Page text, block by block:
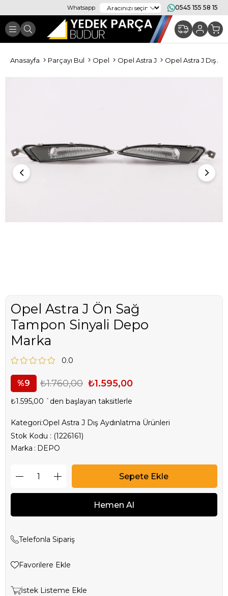
Whatsapp 0545 155 58 15
Anasayfa Parçayı Bul Opel Opel Astra J Opel Astra J Dış
Opel Astra J Ön Sağ
Tampon Sinyali Depo
Marka
0.0
9 ₺1.760,00 ₺1.595,00
₺1.595,00 `den başlayan taksitlerle
Kategori:Opel Astra J Dış Aydınlatma Ürünleri
Stok Kodu
(1226161)
Marka : DEPO
Telefonla Sipariş
Favorilere Ekle
İstek Listeme Ekle